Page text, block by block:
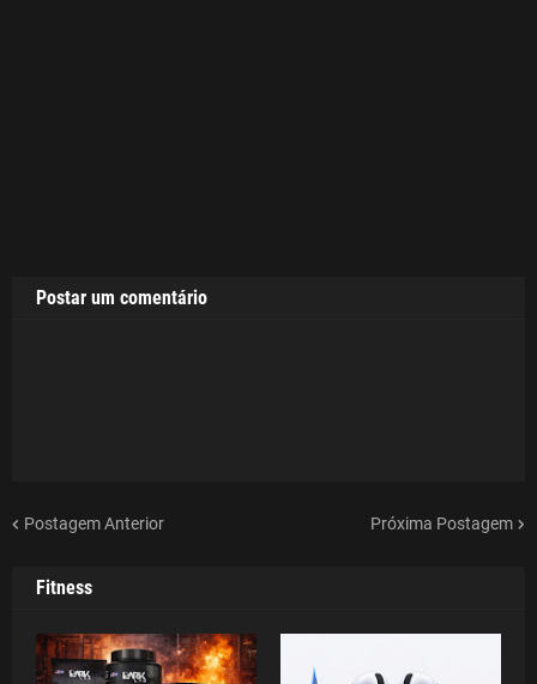
Postar um comentário
Postagem Anterior Próxima Postagem
Fitness